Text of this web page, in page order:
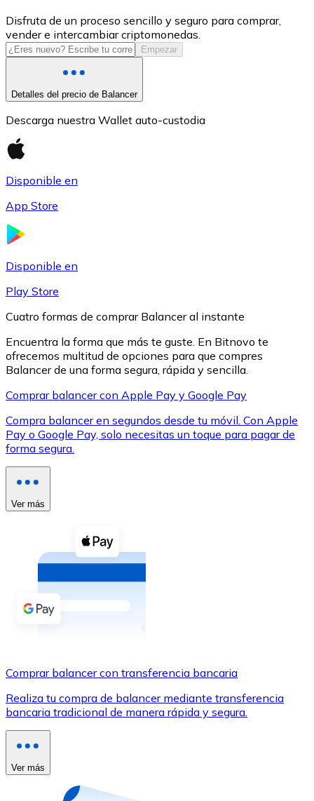
USD Coin
USDC
XRP
XRP
Ver todo
Compra criptomonedas con efectivo en tu tienda más
Comprar con efectivo
Transferencia SEPA
Utiliza tarjetas Visa y Mastercard para comprar
Comprar con tarjeta
Disfruta de un proceso sencillo y seguro para comprar,
vender e intercambiar criptomonedas.
Empezar
Detalles del precio de Balancer
Descarga nuestra Wallet auto-custodia
Disponible en
App Store
Disponible en
Play Store
Cuatro formas de comprar Balancer al instante
Encuentra la forma que más te guste. En Bitnovo te
ofrecemos multitud de opciones para que compres
Balancer de una forma segura, rápida y sencilla.
Comprar balancer con Apple Pay y Google Pay
Compra balancer en segundos desde tu móvil. Con Apple
Pay o Google Pay, solo necesitas un toque para pagar de
forma segura.
Ver más
Comprar balancer con transferencia bancaria
Realiza tu compra de balancer mediante transferencia
bancaria tradicional de manera rápida y segura.
Ver más